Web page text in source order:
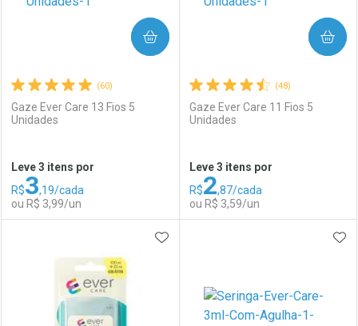
Comprar sem Desconto
Por R$ 22,30/cada
Comprar sem Desconto
Por R$ 22,30/cada
Comprar sem Desconto
Por R$ 91,99/cada
Comprar sem Desconto
Por R$ 91,99/cada
(60)
Gaze Ever Care 13 Fios 5
Unidades
Leve 3 itens por
R$3,19/cada
ou R$ 3,99/un
COMPRAR
Laboratório
Por Menos
(48)
Gaze Ever Care 11 Fios 5
Unidades
Leve 3 itens por
R$2,87/cada
ou R$ 3,59/un
COMPRAR
Laboratório
Por Menos
ADICIONAR AOS FAVORITOS